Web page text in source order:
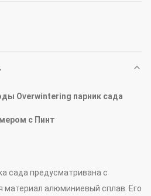
Overwintering парник сада
с Пинт
сада предусматривана с
алюминиевый сплав. Его